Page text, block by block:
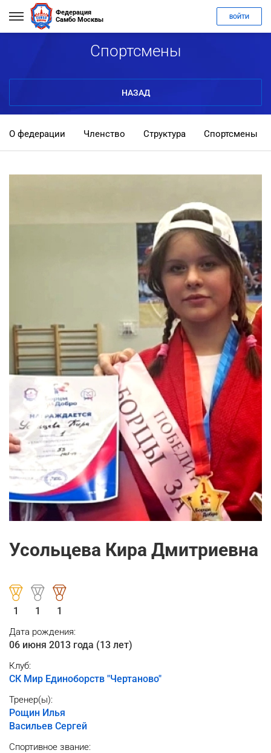
Федерация
Самбо Москвы
ВОЙТИ
Спортсмены
НАЗАД
О федерации Членство Структура Спортсмены
Усольцева Кира Дмитриевна
1 1 1
Дата рождения:
06 июня 2013 года (13 лет)
Клуб:
СК Мир Единоборств "Чертаново"
Тренер(ы):
Рощин Илья
Васильев Сергей
Спортивное звание: